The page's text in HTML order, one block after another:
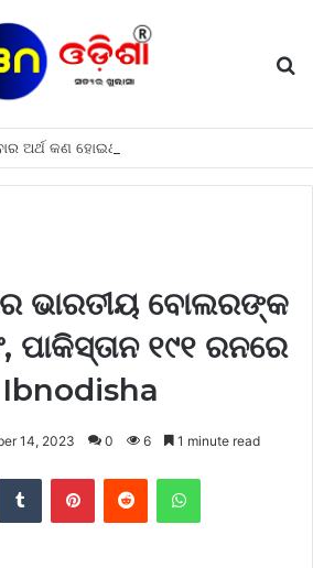
ଅର୍ଥ କଣ ହୋଇଥାଏ, ଜାଣନ୍ତୁ
ଭାରତୀୟ ବୋଲରଙ୍କ
ପାକିସ୍ତାନ ୧୯୧ ରନରେ
14, 2023 0 6 1 minute read
Tumblr PinterestReddit WhatsApp